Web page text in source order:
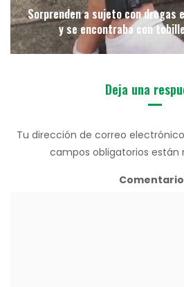
Sorprenden a sujeto con drogas
y se encontraba con
Deja una
Tu dirección de correo
campos obligatorios están
Comentario